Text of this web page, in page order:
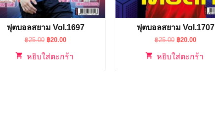
ฟุตบอลสยาม Vol.1697
฿25.00 Original
was:
฿25.00.
฿20.00Current
is:
฿20.00.
หยิบใส่ตะกร้า
ฟุตบอลสยาม Vol.1707
฿25.00 Original
was:
฿25.00.
฿20.00Current
is:
฿20.00.
หยิบใส่ตะกร้า